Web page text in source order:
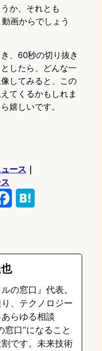
か、それとも
画からでしょう
、60秒の切り抜き
したら、どんな一
してみると、この
てくるかもしれま
嬉しいです。
ース ｜
e
b
o
o
k
e
a
ルの窓口』代表。
、テクノロジー
らゆる相談
窓口”になること
です。未来技術